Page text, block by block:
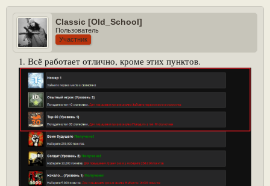
Classic [Old_School]
Пользователь
Участник
1. Всё работает отлично, кроме этих пунктов.